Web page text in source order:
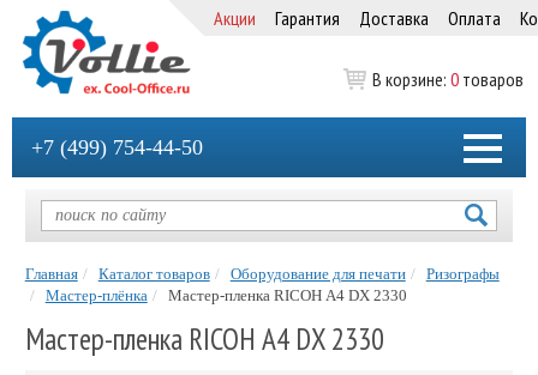
Акции Гарантия Доставка Оплата
В корзине: 0 товаров
+7 (499) 754-44-50
Главная Каталог товаров Оборудование для печати
Ризографы
Мастер-плёнка
Мастер-пленка RICOH А4 DX 2330
Мастер-пленка RICOH А4 DX 2330